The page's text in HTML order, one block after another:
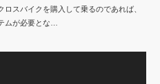
ロスバイクを購入して乗るのであれば、
ムが必要とな…